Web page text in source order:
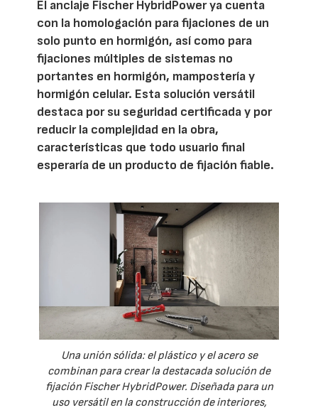
El anclaje Fischer HybridPower ya cuenta
con la homologación para fijaciones de un
solo punto en hormigón, así como para
fijaciones múltiples de sistemas no
portantes en hormigón, mampostería y
hormigón celular. Esta solución versátil
destaca por su seguridad certificada y por
reducir la complejidad en la obra,
características que todo usuario final
esperaría de un producto de fijación fiable.
Una unión sólida: el plástico y el acero se
combinan para crear la destacada solución de
fijación Fischer HybridPower. Diseñada para un
uso versátil en la construcción de interiores,